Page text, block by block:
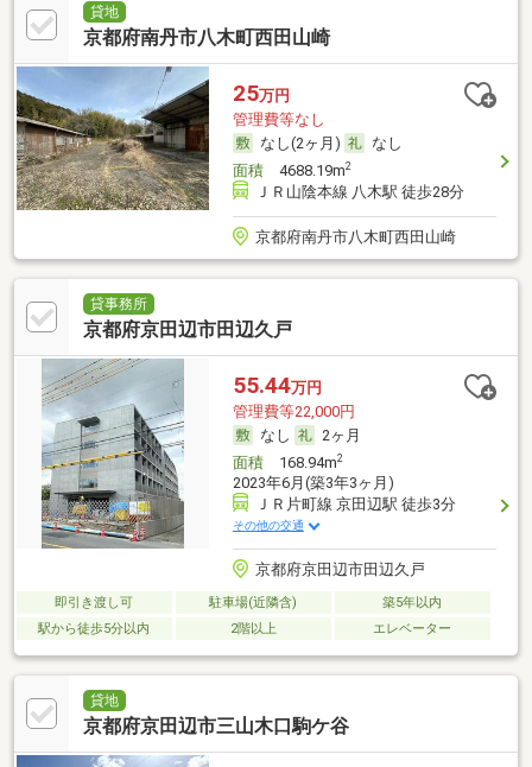
貸地
京都府南丹市八木町西田山崎
25万円
管理費等なし
なし(2ヶ月)
なし
面積4688.19m2
ＪＲ山陰本線 八木駅 徒歩28分
京都府南丹市八木町西田山崎
貸事務所
京都府京田辺市田辺久戸
55.44万円
管理費等22,000円
なし
2ヶ月
面積168.94m2
2023年6月(築3年3ヶ月)
ＪＲ片町線 京田辺駅 徒歩3分
その他の交通
京都府京田辺市田辺久戸
即引き渡し可 駐車場(近隣含)
築5年以内
駅から徒歩5分以内
2階以上 エレベーター
貸地
京都府京田辺市三山木口駒ケ谷